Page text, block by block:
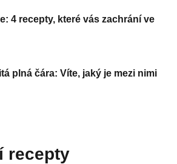
4 recepty, které vás zachrání ve
plná čára: Víte, jaký je mezi nimi
recepty